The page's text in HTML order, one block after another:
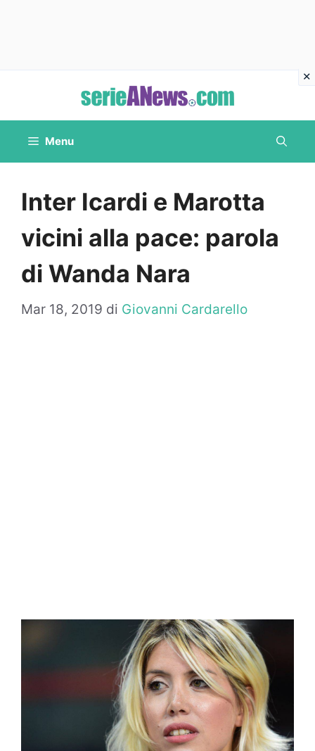
contenuto
Menu
Inter Icardi e Marotta
vicini alla pace: parola
di Wanda Nara
Mar 18, 2019 di Giovanni Cardarello